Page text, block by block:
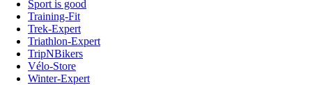
Sport is good
Training-Fit
Trek-Expert
Triathlon-Expert
TripNBikers
Vélo-Store
Winter-Expert